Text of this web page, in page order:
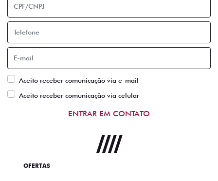
Aceito receber comunicação via e-mail
Aceito receber comunicação via celular
ENTRAR EM CONTATO
OFERTAS